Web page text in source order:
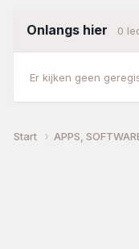
Onlangs hier 0
Er kijken geen
Start APPS,